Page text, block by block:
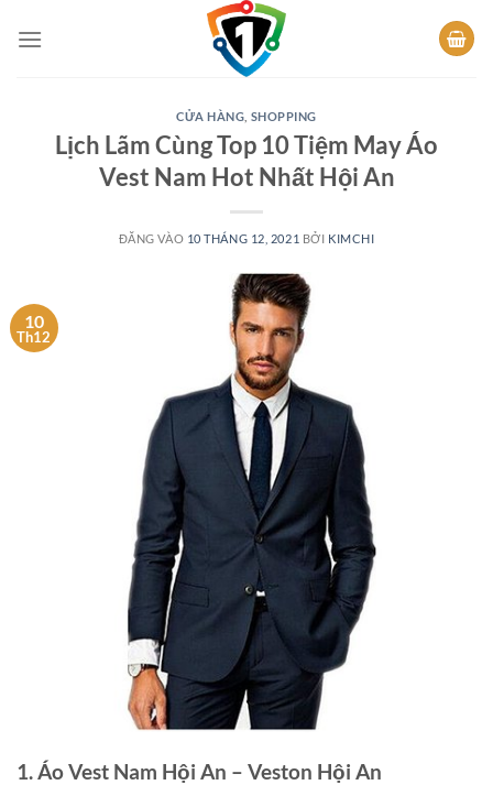
qua
CỬA HÀNG SHOPPING
Lịch Lãm Cùng Top 10 Tiệm May Áo
Vest Nam Hot Nhất Hội An
ĐĂNG VÀO 10 THÁNG 12, 2021 BỞI KIMCHI
10
Th12
1. Áo Vest Nam Hội An – Veston Hội An